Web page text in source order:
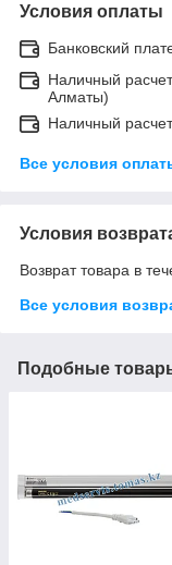
Условия оплаты
Банковский
Наличный
Алматы)
Наличный
Все условия
Условия
Возврат товара в
Все условия
Подобные